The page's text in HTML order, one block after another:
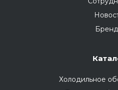
Холодильное